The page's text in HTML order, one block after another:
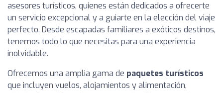
asesores turísticos, quienes están dedicados a ofrecerte
un servicio excepcional y a guiarte en la elección del viaje
perfecto. Desde escapadas familiares a exóticos destinos,
tenemos todo lo que necesitas para una experiencia
inolvidable.
Ofrecemos una amplia gama de paquetes turísticos
que incluyen vuelos, alojamientos y alimentación,